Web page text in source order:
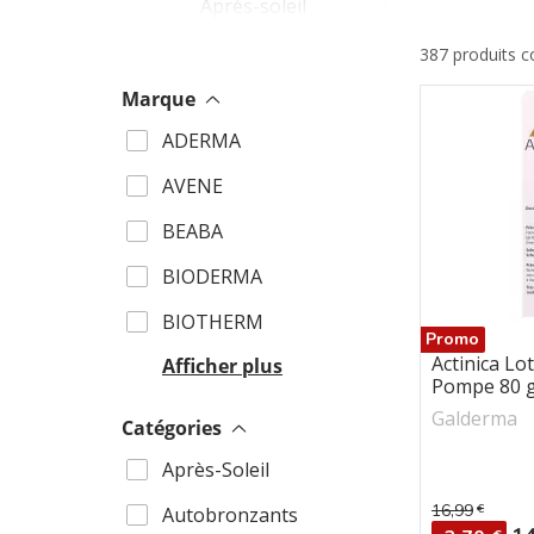
Après-soleil
Marque
ADERMA
AVENE
BEABA
BIODERMA
BIOTHERM
Afficher plus
Catégories
Après-Soleil
Autobronzants
387 produits
Promo
Actinica
Pompe 80
Galderma
Prix de base
16,99 €